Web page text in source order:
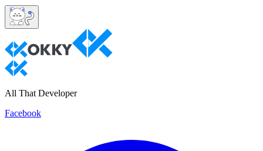
All That Developer
Facebook